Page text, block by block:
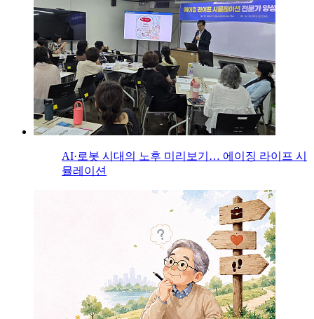
AI·로봇 시대의 노후 미리보기… 에이징 라이프 시
뮬레이션